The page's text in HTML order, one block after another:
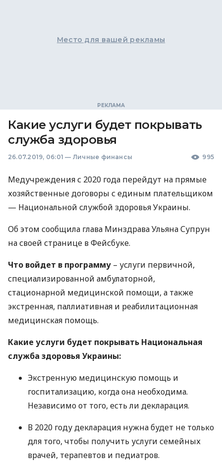
Место для вашей рекламы
Какие услуги будет покрывать
служба здоровья
26.07.2019, 06:01 — Личные финансы 995
Медучреждения с 2020 года перейдут на прямые
хозяйственные договоры с единым плательщиком
— Национальной службой здоровья Украины.
Об этом сообщила глава Минздрава Ульяна Супрун
на своей странице в Фейсбуке.
Что войдет в программу – услуги первичной,
специализированной амбулаторной,
стационарной медицинской помощи, а также
экстренная, паллиативная и реабилитационная
медицинская помощь.
Какие услуги будет покрывать Национальная
служба здоровья Украины:
Экстренную медицинскую помощь и
госпитализацию, когда она необходима.
Независимо от того, есть ли декларация.
В 2020 году декларация нужна будет не только
для того, чтобы получить услуги семейных
врачей, терапевтов и педиатров.